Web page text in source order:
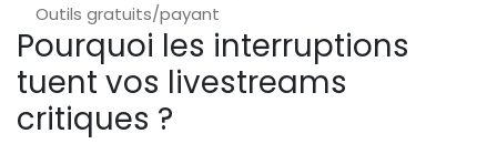
Outils gratuits/payant
Pourquoi les interruptions
tuent vos livestreams
critiques ?